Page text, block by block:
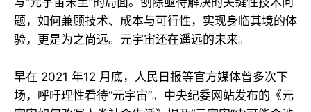
题，如何兼顾技术、成本与可行性，实现身临其境的体
验，更是为之尚远。元宇宙还在遥远的未来。
早在 2021 年12 月底，人民日报等官方媒体曾多次下
场，呼吁理性看待“元宇宙”。中央纪委网站发布的《元